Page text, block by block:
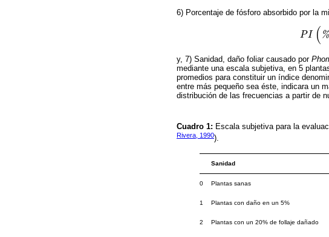
6) Porcentaje de fósforo absorbido por la
PI ( %
PI ( % )=
y, 7) Sanidad, daño foliar causado por
mediante una escala subjetiva, en 5
promedios para constituir un índice
entre más pequeño sea éste, indicara un
distribución de las frecuencias a partir de
Cuadro 1: Escala subjetiva para la
Rivera, 1990).
Sanidad
0 Plantas sanas
1 Plantas con daño en un 5%
2 Plantas con un 20% de follaje dañado